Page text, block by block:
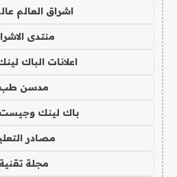
اشراق العالم
منتدى
اعلانات الباك لينك
مدسن طب
باك لينك
مصادر
مجلة تقنية